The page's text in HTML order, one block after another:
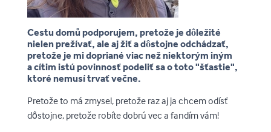
Cestu domů podporujem, pretože je dôležité
nielen prežívať, ale aj žiť a dôstojne odchádzať,
pretože je mi dopriané viac než niektorým iným
a cítim istú povinnosť podeliť sa o toto "šťastie",
ktoré nemusí trvať večne.
Pretože to má zmysel, pretože raz aj ja chcem odísť
dôstojne, pretože robíte dobrú vec a fandím vám!